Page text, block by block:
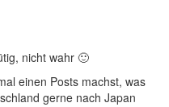
nicht wahr 🙂
einen Posts machst, was
gerne nach Japan